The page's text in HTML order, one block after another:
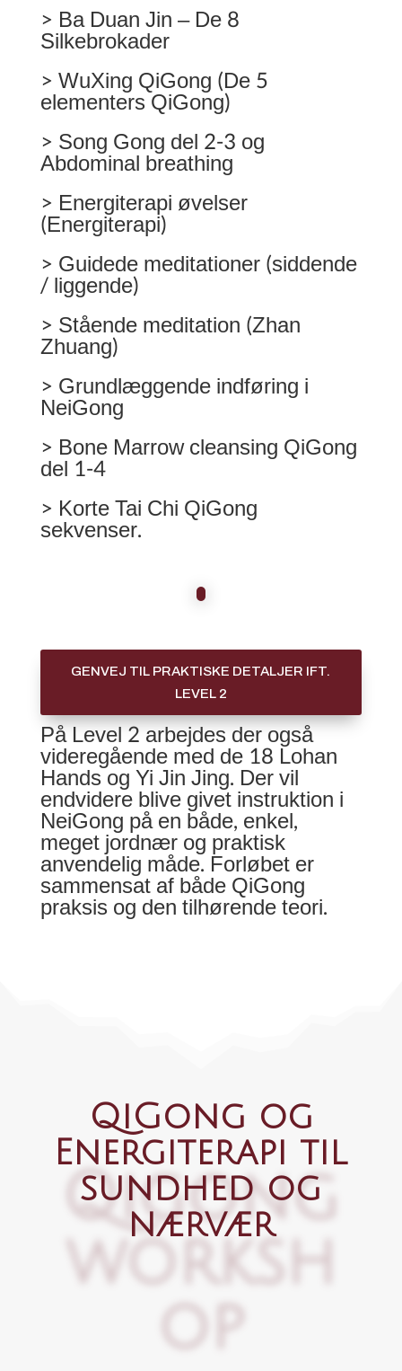
> Ba Duan Jin – De 8
Silkebrokader
> WuXing QiGong (De 5
elementers QiGong)
> Song Gong del 2-3 og
Abdominal breathing
> Energiterapi øvelser
(Energiterapi)
> Guidede meditationer (siddende
/ liggende)
> Stående meditation (Zhan
Zhuang)
> Grundlæggende indføring i
NeiGong
> Bone Marrow cleansing QiGong
del 1-4
> Korte Tai Chi QiGong
sekvenser.
GENVEJ TIL PRAKTISKE DETALJER IFT.
LEVEL 2
På Level 2 arbejdes der også
videregående med de 18 Lohan
Hands og Yi Jin Jing. Der vil
endvidere blive givet instruktion i
NeiGong på en både, enkel,
meget jordnær og praktisk
anvendelig måde. Forløbet er
sammensat af både QiGong
praksis og den tilhørende teori.
QiGong og
Energiterapi til
sundhed og
nærvær
Qigong
worksh
op